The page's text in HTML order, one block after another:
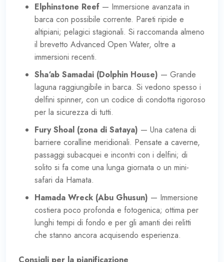
Elphinstone Reef — Immersione avanzata in
barca con possibile corrente. Pareti ripide e
altipiani; pelagici stagionali. Si raccomanda almeno
il brevetto Advanced Open Water, oltre a
immersioni recenti.
Sha‘ab Samadai (Dolphin House) — Grande
laguna raggiungibile in barca. Si vedono spesso i
delfini spinner, con un codice di condotta rigoroso
per la sicurezza di tutti.
Fury Shoal (zona di Sataya) — Una catena di
barriere coralline meridionali. Pensate a caverne,
passaggi subacquei e incontri con i delfini; di
solito si fa come una lunga giornata o un mini-
safari da Hamata.
Hamada Wreck (Abu Ghusun) — Immersione
costiera poco profonda e fotogenica; ottima per
lunghi tempi di fondo e per gli amanti dei relitti
che stanno ancora acquisendo esperienza.
Consigli per la pianificazione